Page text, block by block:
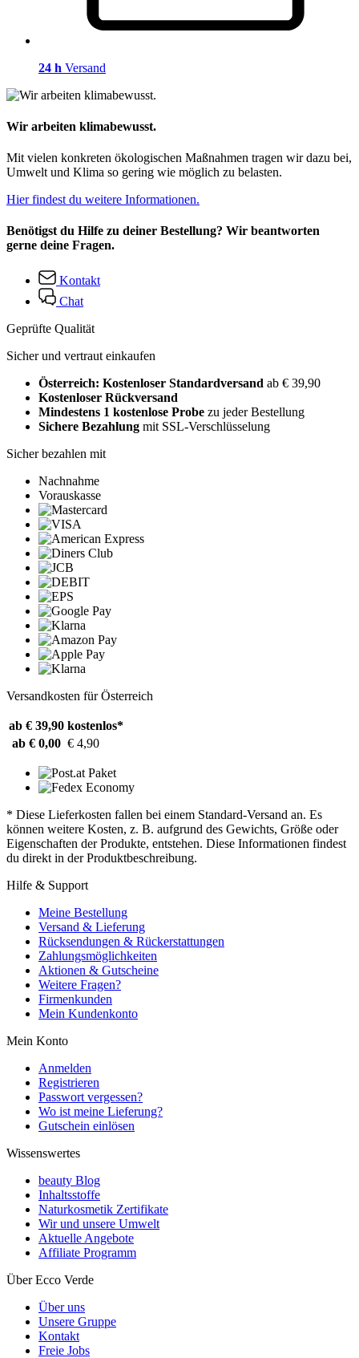
24 h Versand
Wir arbeiten klimabewusst.
Mit vielen konkreten ökologischen Maßnahmen tragen wir dazu bei,
Umwelt und Klima so gering wie möglich zu belasten.
Hier findest du weitere Informationen.
Benötigst du Hilfe zu deiner Bestellung? Wir beantworten
gerne deine Fragen.
Kontakt
Chat
Geprüfte Qualität
Sicher und vertraut einkaufen
Österreich: Kostenloser Standardversand ab € 39,90
Kostenloser Rückversand
Mindestens 1 kostenlose Probe zu jeder Bestellung
Sichere Bezahlung mit SSL-Verschlüsselung
Sicher bezahlen mit
Nachnahme
Vorauskasse
Versandkosten für Österreich
ab € 39,90 kostenlos*
ab € 0,00 € 4,90
* Diese Lieferkosten fallen bei einem Standard-Versand an. Es
können weitere Kosten, z. B. aufgrund des Gewichts, Größe oder
Eigenschaften der Produkte, entstehen. Diese Informationen findest
du direkt in der Produktbeschreibung.
Hilfe & Support
Meine Bestellung
Versand & Lieferung
Rücksendungen & Rückerstattungen
Zahlungsmöglichkeiten
Aktionen & Gutscheine
Weitere Fragen?
Firmenkunden
Mein Kundenkonto
Mein Konto
Anmelden
Registrieren
Passwort vergessen?
Wo ist meine Lieferung?
Gutschein einlösen
Wissenswertes
beauty Blog
Inhaltsstoffe
Naturkosmetik Zertifikate
Wir und unsere Umwelt
Aktuelle Angebote
Affiliate Programm
Über Ecco Verde
Über uns
Unsere Gruppe
Kontakt
Freie Jobs